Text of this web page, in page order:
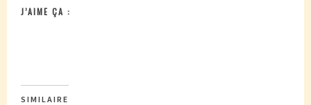
J’AIME ÇA :
SIMILAIRE